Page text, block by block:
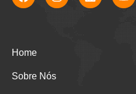
Home
Sobre Nós